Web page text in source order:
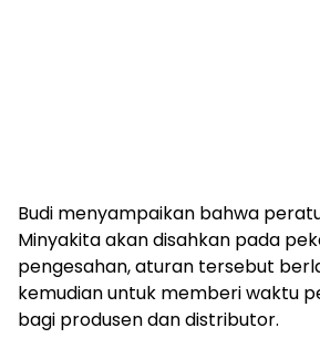
Budi menyampaikan bahwa
Minyakita akan disahkan pada
pengesahan, aturan tersebut
kemudian untuk memberi waktu
bagi produsen dan distributor.